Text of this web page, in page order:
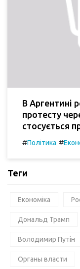
В Аргентині
протесту
стосується
#Політика #
Теги
Економіка
Дональд Трамп
Володимир Путін
Органы власти